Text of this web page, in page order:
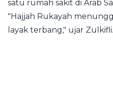
satu rumah sakit di Arab
"Hajjah Rukayah
layak terbang," ujar Zulkifli.